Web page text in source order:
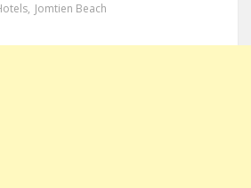
, Jomtien Beach